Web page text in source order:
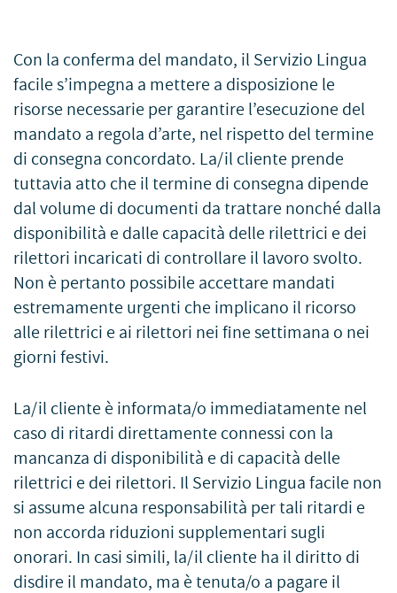
Con la conferma del mandato, il Servizio Lingua
facile s’impegna a mettere a disposizione le
risorse necessarie per garantire l’esecuzione del
mandato a regola d’arte, nel rispetto del termine
di consegna concordato. La/il cliente prende
tuttavia atto che il termine di consegna dipende
dal volume di documenti da trattare nonché dalla
disponibilità e dalle capacità delle rilettrici e dei
rilettori incaricati di controllare il lavoro svolto.
Non è pertanto possibile accettare mandati
estremamente urgenti che implicano il ricorso
alle rilettrici e ai rilettori nei fine settimana o nei
giorni festivi.
La/il cliente è informata/o immediatamente nel
caso di ritardi direttamente connessi con la
mancanza di disponibilità e di capacità delle
rilettrici e dei rilettori. Il Servizio Lingua facile non
si assume alcuna responsabilità per tali ritardi e
non accorda riduzioni supplementari sugli
onorari. In casi simili, la/il cliente ha il diritto di
disdire il mandato, ma è tenuta/o a pagare il